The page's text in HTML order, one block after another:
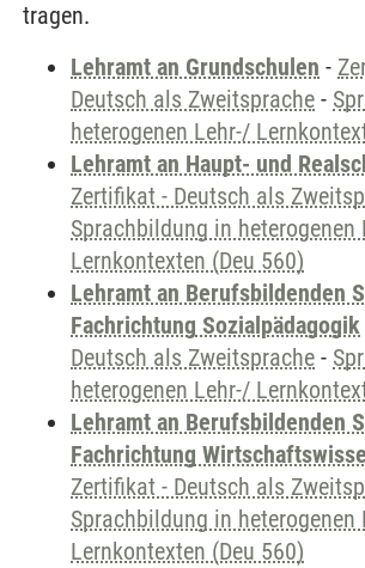
tragen.
Lehramt an Grundschulen -
Deutsch als Zweitsprache -
heterogenen Lehr-/
Lehramt an Haupt- und
Zertifikat - Deutsch als
Sprachbildung in heterogenen
Lernkontexten (Deu 560)
Lehramt an Berufsbildenden
Fachrichtung Sozialpädagogik
Deutsch als Zweitsprache -
heterogenen Lehr-/
Lehramt an Berufsbildenden
Fachrichtung
Zertifikat - Deutsch als
Sprachbildung in heterogenen
Lernkontexten (Deu 560)